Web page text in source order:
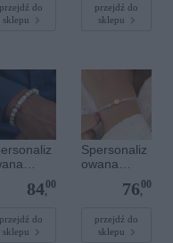
przejdź do
sklepu
Srebrne
serce
przejdź do
sklepu
Szary - M
84,
00
przejdź do
sklepu
Spersonaliz
owana
bransoletka
sznurkowa -
Złote kółko
76,
00
przejdź do
sklepu